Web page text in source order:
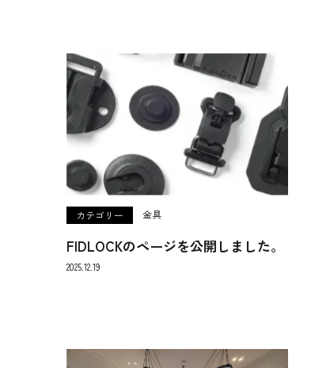
カテゴリー 金具
FIDLOCKのページを公開しました。
2025.12.19